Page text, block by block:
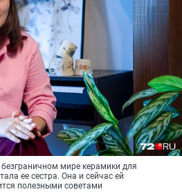
мире керамики для
ее сестра. Она и сейчас ей
полезными советами